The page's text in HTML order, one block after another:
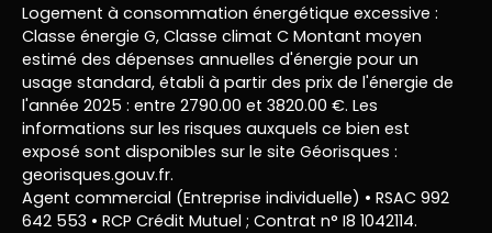
Logement à consommation énergétique excessive :
Classe énergie G, Classe climat C Montant moyen
estimé des dépenses annuelles d'énergie pour un
usage standard, établi à partir des prix de l'énergie de
l'année 2025 : entre 2790.00 et 3820.00 €. Les
informations sur les risques auxquels ce bien est
exposé sont disponibles sur le site Géorisques :
georisques.gouv.fr.
Agent commercial (Entreprise individuelle) • RSAC 992
642 553 • RCP Crédit Mutuel ; Contrat n° I8 1042114.